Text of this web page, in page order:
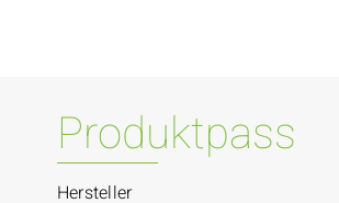
Produktpass
Hersteller